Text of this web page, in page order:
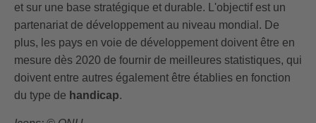
et sur une base stratégique et durable. L'objectif est un
partenariat de développement au niveau mondial. De
plus, les pays en voie de développement doivent être en
mesure dès 2020 de fournir de meilleures statistiques, qui
doivent entre autres également être établies en fonction
du type de handicap.